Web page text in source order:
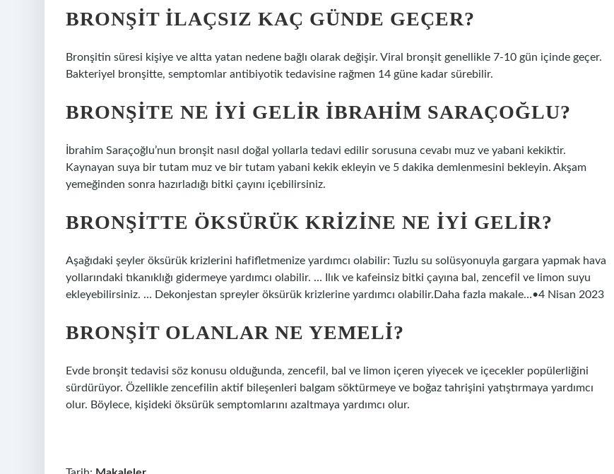
BRONŞIT ILAÇSIZ KAÇ GÜNDE GEÇER?
Bronşitin süresi kişiye ve altta yatan nedene bağlı olarak değişir. Viral bronşit genellikle 7-10 gün içinde geçer.
Bakteriyel bronşitte, semptomlar antibiyotik tedavisine rağmen 14 güne kadar sürebilir.
BRONŞITE NE IYI GELIR İBRAHIM SARAÇOĞLU?
İbrahim Saraçoğlu’nun bronşit nasıl doğal yollarla tedavi edilir sorusuna cevabı muz ve yabani kekiktir.
Kaynayan suya bir tutam muz ve bir tutam yabani kekik ekleyin ve 5 dakika demlenmesini bekleyin. Akşam
yemeğinden sonra hazırladığı bitki çayını içebilirsiniz.
BRONŞITTE ÖKSÜRÜK KRIZINE NE IYI GELIR?
Aşağıdaki şeyler öksürük krizlerini hafifletmenize yardımcı olabilir: Tuzlu su solüsyonuyla gargara yapmak hava
yollarındaki tıkanıklığı gidermeye yardımcı olabilir. … Ilık ve kafeinsiz bitki çayına bal, zencefil ve limon suyu
ekleyebilirsiniz. … Dekonjestan spreyler öksürük krizlerine yardımcı olabilir.Daha fazla makale…•4 Nisan 2023
BRONŞIT OLANLAR NE YEMELI?
Evde bronşit tedavisi söz konusu olduğunda, zencefil, bal ve limon içeren yiyecek ve içecekler popülerliğini
sürdürüyor. Özellikle zencefilin aktif bileşenleri balgam söktürmeye ve boğaz tahrişini yatıştırmaya yardımcı
olur. Böylece, kişideki öksürük semptomlarını azaltmaya yardımcı olur.